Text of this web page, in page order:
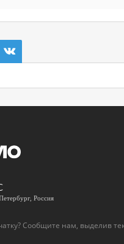
Россия
Сообщите нам, выделив